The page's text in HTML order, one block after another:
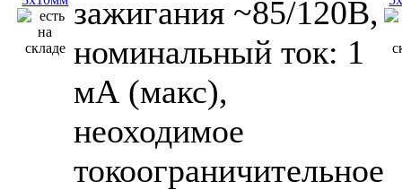
зажигания ~85/120В,
номинальный ток: 1
мА (макс),
неоходимое
токоограничительное